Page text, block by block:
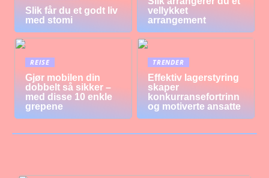
Slik får du et godt liv
med stomi
vellykket
arrangement
REISE
Gjør mobilen din
dobbelt så sikker –
med disse 10 enkle
grepene
TRENDER
Effektiv lagerstyring
skaper
konkurransefortrinn
og motiverte ansatte